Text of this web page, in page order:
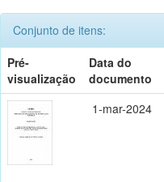
Conjunto de itens:
Pré-
visualização
Data do
documento
1-mar-2024